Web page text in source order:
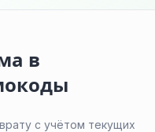
в
с учётом текущих